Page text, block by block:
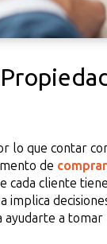
lo que contar
de
cada cliente
implica
ayudarte a tomar